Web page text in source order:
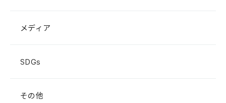
メディア
SDGs
その他